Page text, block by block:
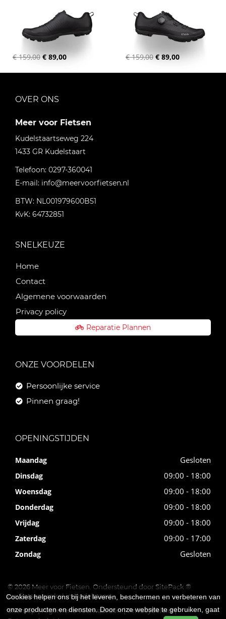
€ 159,00 € 89,00 € 159,00 € 89,00
OVER ONS
Meer voor Fietsen
Kudelstaartseweg 224
1433 GR Kudelstaart
Telefoon: 0297-360041
E-mail: info@meervoorfietsen.nl
BTW: NL001979600B51
KvK: 64732851
SNELKEUZE
Home
Contact
Algemene voorwaarden
Privacy policy
Reparatie Plannen
ONZE VOORDELEN
Persoonlijke service
Pinnen graag!
OPENINGSTIJDEN
Maandag Gesloten
Dinsdag 09:00 - 18:00
Woensdag 09:00 - 18:00
Donderdag 09:00 - 18:00
Vrijdag 09:00 - 18:00
Zaterdag 09:00 - 17:00
Zondag Gesloten
© 2026 Meer voor Fietsen. Ondersteund door SitePack ®
uw fietsenwinkel in Kudelstaart
Sitemap
Algemene voorwaarden
Privacybeleid
Cookies helpen ons bij het leveren, beschermen en verbeteren van
onze producten en diensten. Door onze website te gebruiken, gaat